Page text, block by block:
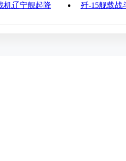
机辽宁舰起降
歼-15舰载战